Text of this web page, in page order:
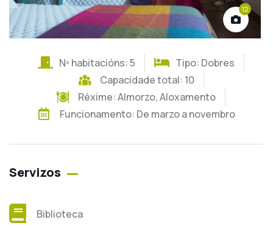
12
Nº habitacións: 5
Tipo: Dobres
Capacidade total: 10
Réxime:Almorzo,Aloxamento
Funcionamento: De marzo a novembro
Servizos
Biblioteca